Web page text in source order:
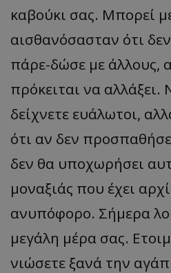
καβούκι σας. Μπορεί
αισθανόσασταν ότι
πάρε-δώσε με άλλους,
πρόκειται να αλλάξει.
δείχνετε ευάλωτοι,
ότι αν δεν
δεν θα υποχωρήσει
μοναξιάς που έχει
ανυπόφορο. Σήμερα
μεγάλη μέρα σας.
νιώσετε ξανά την